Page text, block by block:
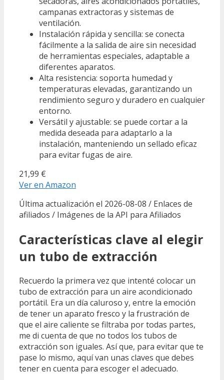
campanas extractoras y sistemas de
ventilación.
Instalación rápida y sencilla: se conecta
fácilmente a la salida de aire sin necesidad
de herramientas especiales, adaptable a
diferentes aparatos.
Alta resistencia: soporta humedad y
temperaturas elevadas, garantizando un
rendimiento seguro y duradero en cualquier
entorno.
Versátil y ajustable: se puede cortar a la
medida deseada para adaptarlo a la
instalación, manteniendo un sellado eficaz
para evitar fugas de aire.
21,99 €
Ver en Amazon
Última actualización el 2026-08-08 / Enlaces de
afiliados / Imágenes de la API para Afiliados
Características clave al elegir
un tubo de extracción
Recuerdo la primera vez que intenté colocar un
tubo de extracción para un aire acondicionado
portátil. Era un día caluroso y, entre la emoción
de tener un aparato fresco y la frustración de
que el aire caliente se filtraba por todas partes,
me di cuenta de que no todos los tubos de
extracción son iguales. Así que, para evitar que te
pase lo mismo, aquí van unas claves que debes
tener en cuenta para escoger el adecuado.